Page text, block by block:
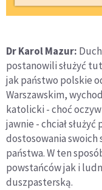
Dr Karol Mazur:
postanowili służyć
jak państwo polskie
Warszawskim,
katolicki - choć
jawnie - chciał
dostosowania
państwa. W ten
powstańców jak i
duszpasterską.